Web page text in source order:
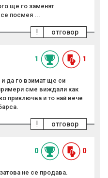
ще го заменят
се посмея ...
отговор
!
1 1
да го взимат ще си
сме виждали как
приключва и то най вече
отговор
!
0 0
не се продава.